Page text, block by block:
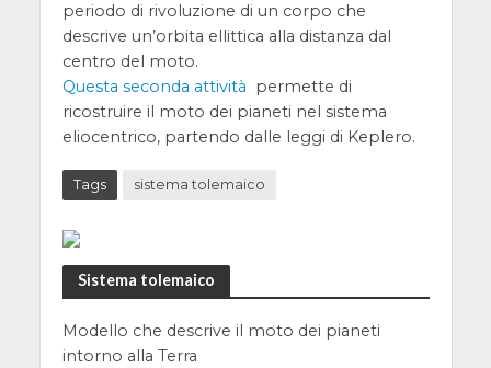
periodo di rivoluzione di un corpo che
descrive un’orbita ellittica alla distanza dal
centro del moto.
Questa seconda attività permette di
ricostruire il moto dei pianeti nel sistema
eliocentrico, partendo dalle leggi di Keplero.
Tags sistema tolemaico
Sistema tolemaico
Modello che descrive il moto dei pianeti
intorno alla Terra